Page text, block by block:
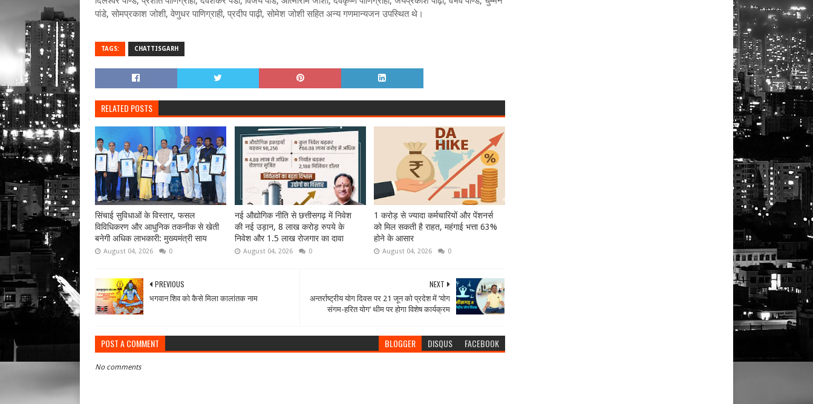
पांडे, सोमप्रकाश जोशी, वेणुधर पाणिग्राही, प्रदीप पाढ़ी, सोमेश जोशी सहित अन्य गणमान्यजन उपस्थित थे।
TAGS: CHATTISGARH
RELATED POSTS
सिंचाई सुविधाओं के विस्तार, फसल
विविधिकरण और आधुनिक तकनीक से खेती
बनेगी अधिक लाभकारी: मुख्यमंत्री साय
August 04, 2026 0
नई औद्योगिक नीति से छत्तीसगढ़ में निवेश
की नई उड़ान, 8 लाख करोड़ रुपये के
निवेश और 1.5 लाख रोजगार का दावा
August 04, 2026 0
1 करोड़ से ज्यादा कर्मचारियों और पेंशनर्स
को मिल सकती है राहत, महंगाई भत्ता 63%
होने के आसार
August 04, 2026 0
NEXT
अन्तर्राष्ट्रीय योग दिवस पर 21 जून को प्रदेश में ’योग
संगम-हरित योग’ थीम पर होगा विशेष कार्यक्रम
PREVIOUS
भगवान शिव को कैसे मिला कालांतक नाम
POST A COMMENT BLOGGER DISQUS FACEBOOK
No comments